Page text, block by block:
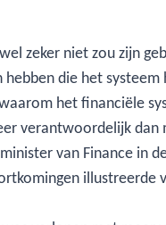
zeker niet zou zijn
die het systeem
het financiële
verantwoordelijk dan
van Finance in
illustreerde